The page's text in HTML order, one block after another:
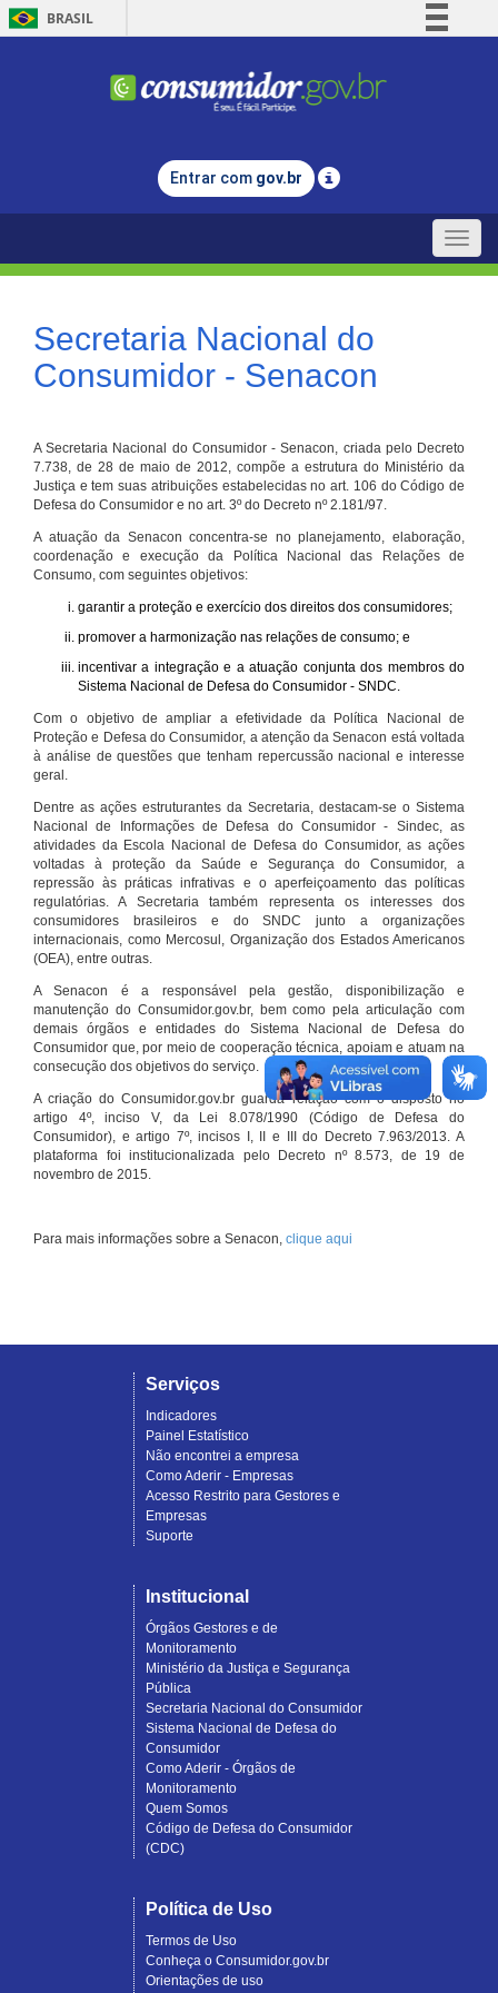
BRASIL
Comunica BR
Legislação
Entrar com gov.br
Toggle
Secretaria Nacional do
Consumidor - Senacon
A Secretaria Nacional do Consumidor - Senacon, criada pelo Decreto
7.738, de 28 de maio de 2012, compõe a estrutura do Ministério da
Justiça e tem suas atribuições estabelecidas no art. 106 do Código de
Defesa do Consumidor e no art. 3º do Decreto nº 2.181/97.
A atuação da Senacon concentra-se no planejamento, elaboração,
coordenação e execução da Política Nacional das Relações de
Consumo, com seguintes objetivos:
garantir a proteção e exercício dos direitos dos consumidores;
promover a harmonização nas relações de consumo; e
incentivar a integração e a atuação conjunta dos membros do
Sistema Nacional de Defesa do Consumidor - SNDC.
Com o objetivo de ampliar a efetividade da Política Nacional de
Proteção e Defesa do Consumidor, a atenção da Senacon está voltada
à análise de questões que tenham repercussão nacional e interesse
geral.
Dentre as ações estruturantes da Secretaria, destacam-se o Sistema
Nacional de Informações de Defesa do Consumidor - Sindec, as
atividades da Escola Nacional de Defesa do Consumidor, as ações
voltadas à proteção da Saúde e Segurança do Consumidor, a
repressão às práticas infrativas e o aperfeiçoamento das políticas
regulatórias. A Secretaria também representa os interesses dos
consumidores brasileiros e do SNDC junto a organizações
internacionais, como Mercosul, Organização dos Estados Americanos
(OEA), entre outras.
A Senacon é a responsável pela gestão, disponibilização e
manutenção do Consumidor.gov.br, bem como pela articulação com
demais órgãos e entidades do Sistema Nacional de Defesa do
Consumidor que, por meio de cooperação técnica, apoiam e atuam na
consecução dos objetivos do serviço.
A criação do Consumidor.gov.br guarda relação com o disposto no
artigo 4º, inciso V, da Lei 8.078/1990 (Código de Defesa do
Consumidor), e artigo 7º, incisos I, II e III do Decreto 7.963/2013. A
plataforma foi institucionalizada pelo Decreto nº 8.573, de 19 de
novembro de 2015.
Para mais informações sobre a Senacon, clique aqui
Serviços
Indicadores
Painel Estatístico
Não encontrei a empresa
Como Aderir - Empresas
Acesso Restrito para Gestores e
Empresas
Suporte
Institucional
Órgãos Gestores e de
Monitoramento
Ministério da Justiça e Segurança
Pública
Secretaria Nacional do Consumidor
Sistema Nacional de Defesa do
Consumidor
Como Aderir - Órgãos de
Monitoramento
Quem Somos
Código de Defesa do Consumidor
(CDC)
Política de Uso
Termos de Uso
Conheça o Consumidor.gov.br
Orientações de uso